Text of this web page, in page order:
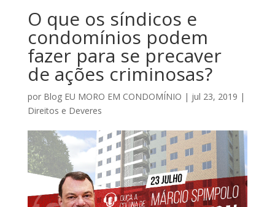
O que os síndicos e
condomínios podem
fazer para se precaver
de ações criminosas?⠀
por Blog EU MORO EM CONDOMÍNIO | jul 23, 2019 |
Direitos e Deveres